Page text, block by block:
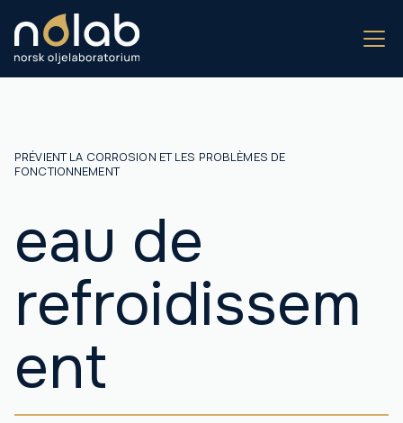
PRÉVIENT LA CORROSION ET LES PROBLÈMES DE
FONCTIONNEMENT
eau de
refroidissem
ent